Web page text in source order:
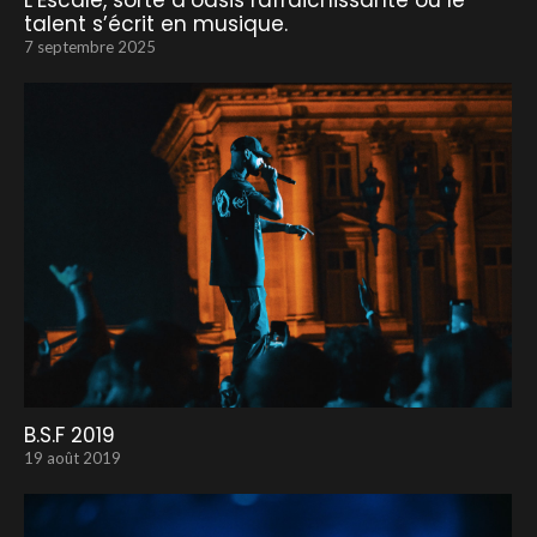
talent s’écrit en musique.
7 septembre 2025
B.S.F 2019
19 août 2019